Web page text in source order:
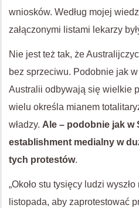
wniosków. Według mojej
załączonymi listami lekarzy
Nie jest też tak, że
bez sprzeciwu. Podobnie jak
Australii odbywają się wielkie
wielu określa mianem
władzy. Ale – podobnie jak w
establishment medialny w
tych protestów.
„Około stu tysięcy ludzi
listopada, aby zaprotestować